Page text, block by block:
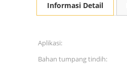
Informasi Detail
Aplikasi:
Bahan tumpang tindih: